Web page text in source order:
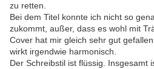
zu retten.
Bei dem Titel konnte ich nicht so
zukommt, außer, dass es wohl mit
Cover hat mir gleich sehr gut
wirkt irgendwie harmonisch.
Der Schreibstil ist flüssig. Insgesamt